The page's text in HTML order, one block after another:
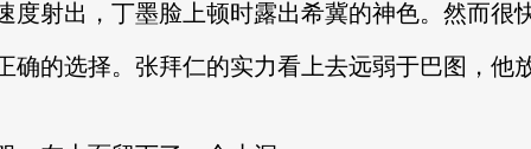
出，丁墨脸上顿时露出希冀的神色。然而很
选择。张拜仁的实力看上去远弱于巴图，他